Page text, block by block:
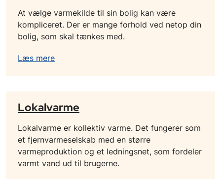
At vælge varmekilde til sin bolig kan være
kompliceret. Der er mange forhold ved netop din
bolig, som skal tænkes med.
Læs mere
Lokalvarme
Lokalvarme er kollektiv varme. Det fungerer som
et fjernvarmeselskab med en større
varmeproduktion og et ledningsnet, som fordeler
varmt vand ud til brugerne.